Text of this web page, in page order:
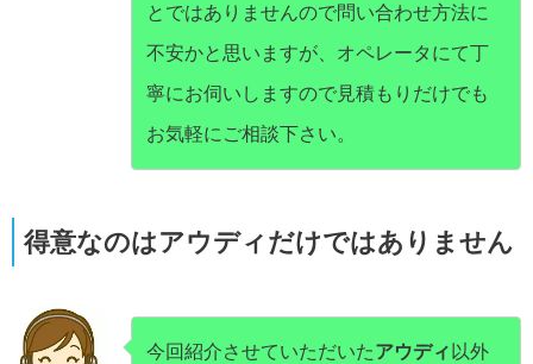
とではありませんので問い合わせ方法に
不安かと思いますが、オペレータにて丁
寧にお伺いしますので見積もりだけでも
お気軽にご相談下さい。
得意なのはアウディだけではありません
今回紹介させていただいたアウディ 以外